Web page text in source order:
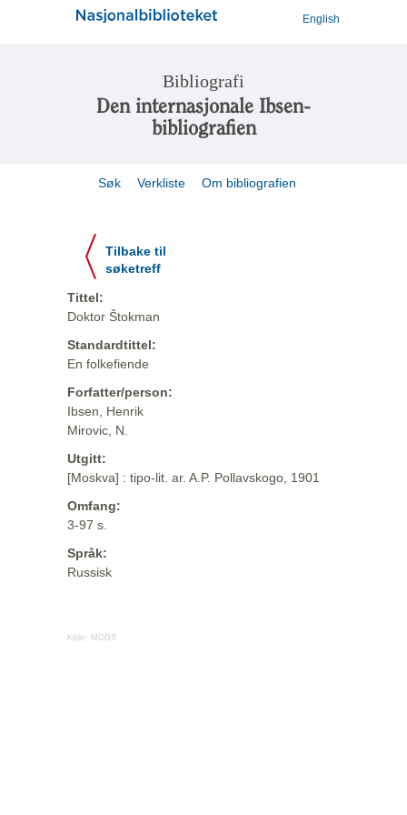
English
Bibliografi
Den internasjonale Ibsen-
bibliografien
Søk Verkliste Om bibliografien
Tilbake til
søketreff
Tittel:
Doktor Štokman
Standardtittel:
En folkefiende
Forfatter/person:
Ibsen, Henrik
Mirovic, N.
Utgitt:
[Moskva] : tipo-lit. ar. A.P. Pollavskogo, 1901
Omfang:
3-97 s.
Språk:
Russisk
Kilde: MODS